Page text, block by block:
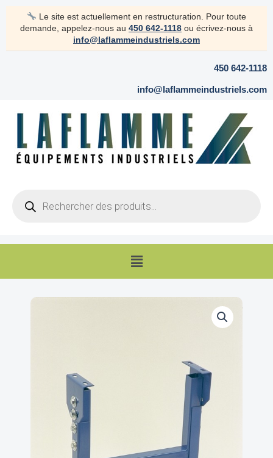
Le site est actuellement en restructuration. Pour toute
demande, appelez-nous au 450 642-1118 ou écrivez-nous à
info@laflammeindustriels.com
450 642-1118
info@laflammeindustriels.com
search
Menu